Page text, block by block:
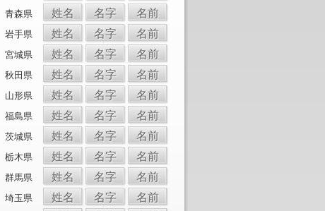
青森県 姓名 名字 名前
岩手県 姓名 名字 名前
宮城県 姓名 名字 名前
秋田県 姓名 名字 名前
山形県 姓名 名字 名前
福島県 姓名 名字 名前
茨城県 姓名 名字 名前
栃木県 姓名 名字 名前
群馬県 姓名 名字 名前
埼玉県 姓名 名字 名前